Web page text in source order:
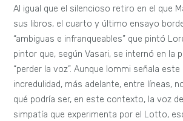
Al igual que el silencioso retiro en el que
sus libros, el cuarto y último ensayo
“ambiguas e infranqueables” que pintó
pintor que, según Vasari, se internó en la
“perder la voz”. Aunque Iommi señala
incredulidad, más adelante, entre líneas,
qué podría ser, en este contexto, la voz
simpatía que experimenta por el Lotto,